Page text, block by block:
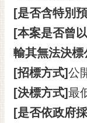
[是否含特別
[本案是否曾
輸其無法決標
[招標方式]公
[決標方式]最
[是否依政府